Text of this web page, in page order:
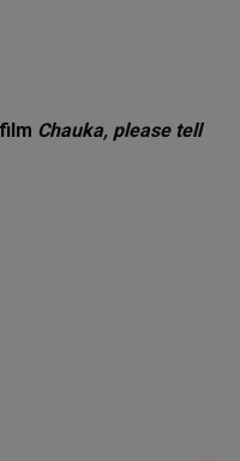
Chauka, please tell